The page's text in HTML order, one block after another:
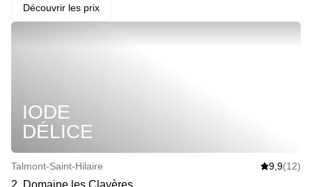
votre +1 · Sentir qu’on est vraiment loin de tout avec un coucher
de soleil sur la mer · Se réveiller le cœur léger et rejoindre le
Découvrir les prix
IODE
DÉLICE
Talmont-Saint-Hilaire 9,9(12)
2. Domaine les Clayères